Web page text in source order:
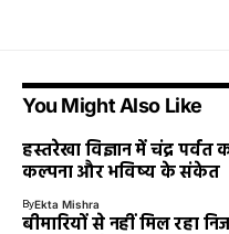
You Might Also Like
हस्तरेखा विज्ञान में चंद्र पर्वत
कल्पना और भविष्य के संकेत
ByEkta Mishra
बीमारियों से नहीं मिल रहा